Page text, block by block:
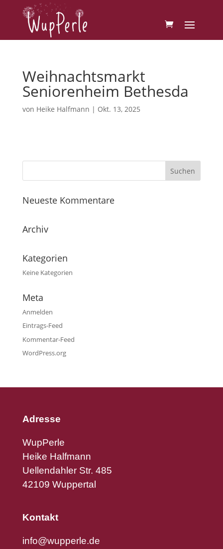
Weihnachtsmarkt
Seniorenheim Bethesda
von Heike Halfmann | Okt. 13, 2025
Neueste Kommentare
Archiv
Kategorien
Keine Kategorien
Meta
Anmelden
Eintrags-Feed
Kommentar-Feed
WordPress.org
Adresse
WupPerle
Heike Halfmann
Uellendahler Str. 485
42109 Wuppertal
Kontakt
info@wupperle.de